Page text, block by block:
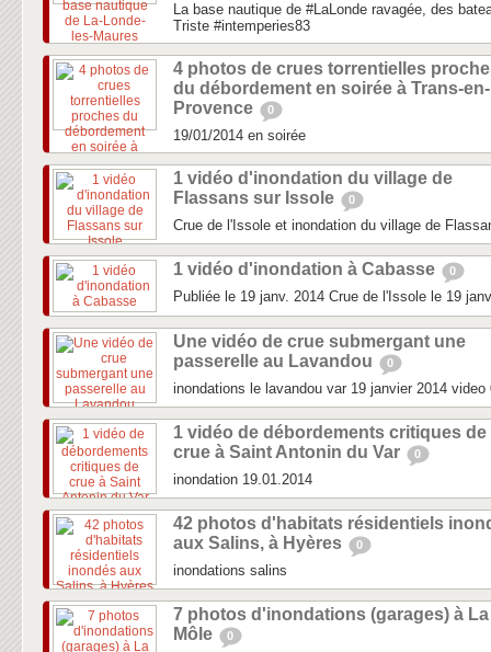
La base nautique de #LaLonde ravagée, des
Triste #intemperies83
4 photos de crues torrentielles
du débordement en soirée à Trans-en-
Provence
0
19/01/2014 en soirée
1 vidéo d'inondation du village de
Flassans sur Issole
0
Crue de l'Issole et inondation du village de
1 vidéo d'inondation à Cabasse 0
Publiée le 19 janv. 2014 Crue de l'Issole le 19
Une vidéo de crue submergant une
passerelle au Lavandou
0
inondations le lavandou var 19 janvier 2014 video
1 vidéo de débordements critiques de
crue à Saint Antonin du Var
0
inondation 19.01.2014
42 photos d'habitats résidentiels
aux Salins, à Hyères
0
inondations salins
7 photos d'inondations (garages) à La
Môle
0